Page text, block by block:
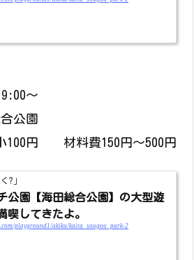
～
公園
小100円 材料費150円～500円
?」
公園【海田総合公園】の大型遊
喫してきたよ。
playground1/akiku/kaita_sougou_park-2